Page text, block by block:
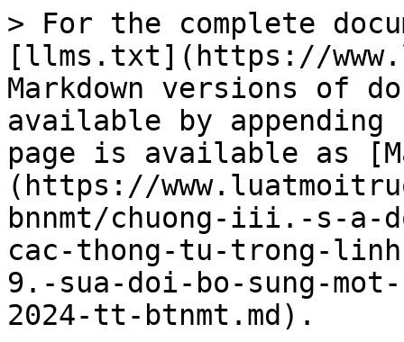
> For the complete
[llms.txt](https://
Markdown versions of
available by
page is available as
(https://
bnnmt/chuong-iii.-s-a-
cac-thong-tu-trong-
9.-sua-doi-bo-sung-
2024-tt-btnmt.md).